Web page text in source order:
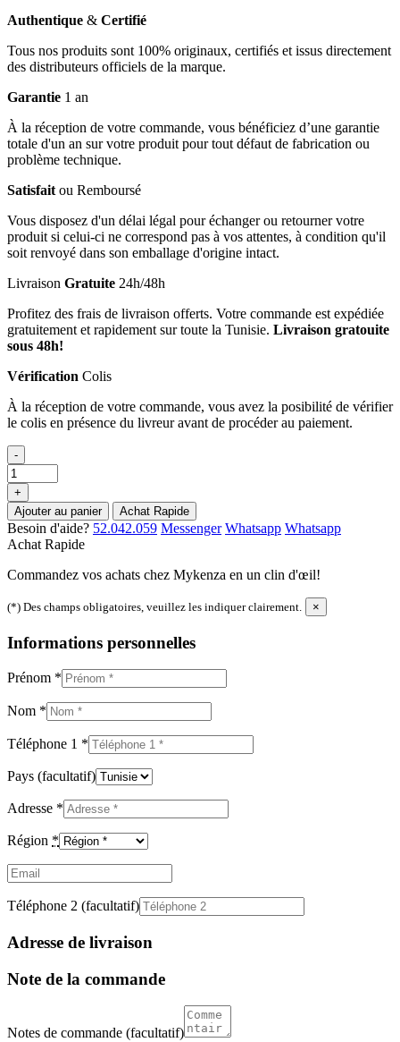
Authentique & Certifié
Tous nos produits sont 100% originaux, certifiés et issus directement
des distributeurs officiels de la marque.
Garantie 1 an
À la réception de votre commande, vous bénéficiez d’une garantie
totale d'un an sur votre produit pour tout défaut de fabrication ou
problème technique.
Satisfait ou Remboursé
Vous disposez d'un délai légal pour échanger ou retourner votre
produit si celui-ci ne correspond pas à vos attentes, à condition qu'il
soit renvoyé dans son emballage d'origine intact.
Livraison Gratuite 24h/48h
Profitez des frais de livraison offerts. Votre commande est expédiée
gratuitement et rapidement sur toute la Tunisie. Livraison gratouite
sous 48h!
Vérification Colis
À la réception de votre commande, vous avez la posibilité de vérifier
le colis en présence du livreur avant de procéder au paiement.
-
+
Ajouter au panier
Achat Rapide
Besoin d'aide? 52.042.059 Messenger Whatsapp Whatsapp
Achat Rapide
Commandez vos achats chez Mykenza en un clin d'œil!
(*) Des champs obligatoires, veuillez les indiquer clairement. ×
Informations personnelles
Prénom *
Nom *
Téléphone 1 *
Pays (facultatif)
Adresse *
Région *
Email
Téléphone 2 (facultatif)
Adresse de livraison
Note de la commande
Notes de commande (facultatif)